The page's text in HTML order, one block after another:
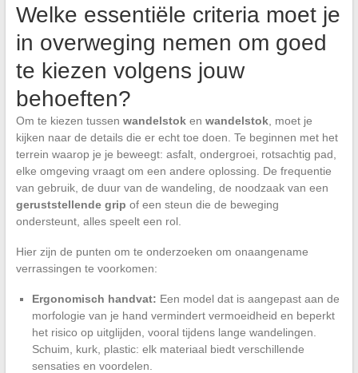
Welke essentiële criteria moet je
in overweging nemen om goed
te kiezen volgens jouw
behoeften?
Om te kiezen tussen wandelstoken wandelstok, moet je
kijken naar de details die er echt toe doen. Te beginnen met het
terrein waarop je je beweegt: asfalt, ondergroei, rotsachtig pad,
elke omgeving vraagt om een andere oplossing. De frequentie
van gebruik, de duur van de wandeling, de noodzaak van een
geruststellende grip of een steun die de beweging
ondersteunt, alles speelt een rol.
Hier zijn de punten om te onderzoeken om onaangename
verrassingen te voorkomen:
Ergonomisch handvat: Een model dat is aangepast aan de
morfologie van je hand vermindert vermoeidheid en beperkt
het risico op uitglijden, vooral tijdens lange wandelingen.
Schuim, kurk, plastic: elk materiaal biedt verschillende
sensaties en voordelen.